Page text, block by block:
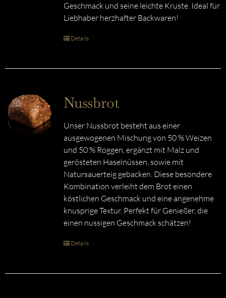
Geschmack und seine leichte Kruste. Ideal für
Liebhaber herzhafter Backwaren!
Details
Nussbrot
Unser Nussbrot besteht aus einer
ausgewogenen Mischung von 50 % Weizen
und 50 % Roggen, ergänzt mit Malz und
gerösteten Haselnüssen, sowie mit
Natursauerteig gebacken. Diese besondere
Kombination verleiht dem Brot einen
köstlichen Geschmack und eine angenehme
knusprige Textur. Perfekt für Genießer, die
einen nussigen Geschmack schätzen!
Details